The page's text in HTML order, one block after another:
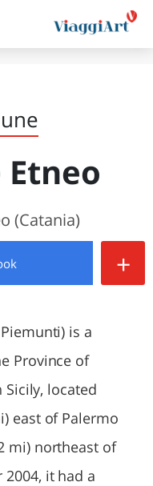
(Catania)
+
is a
Province of
located
east of Palermo
mi) northeast of
2004, it had a